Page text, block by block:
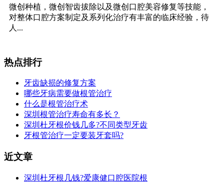
微创种植，微创智齿拔除以及微创口腔美容修复等技能，
对整体口腔方案制定及系列化治疗有丰富的临床经验，待
人...
热点排行
牙齿缺损的修复方案
哪些牙病需要做根管治疗
什么是根管治疗术
深圳根管治疗寿命有多长？
深圳杜牙根价钱几多?不同类型牙齿
牙根管治疗一定要装牙套吗?
近文章
深圳杜牙根几钱?爱康健口腔医院根